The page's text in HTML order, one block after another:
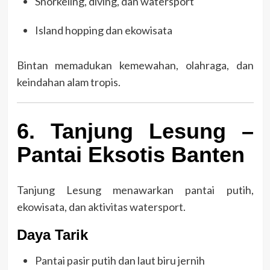
Island hopping dan ekowisata
Bintan memadukan kemewahan, olahraga, dan
keindahan alam tropis.
6. Tanjung Lesung –
Pantai Eksotis Banten
Tanjung Lesung menawarkan pantai putih,
ekowisata, dan aktivitas watersport.
Daya Tarik
Pantai pasir putih dan laut biru jernih